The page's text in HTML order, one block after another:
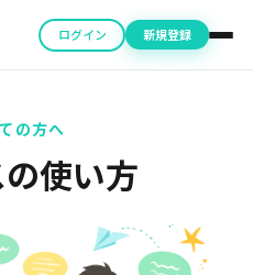
ログイン 新規登録
の方へ
使い方